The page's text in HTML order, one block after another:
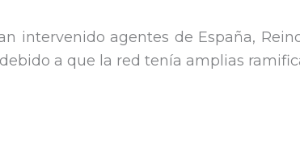
intervenido agentes de España,
a que la red tenía amplias